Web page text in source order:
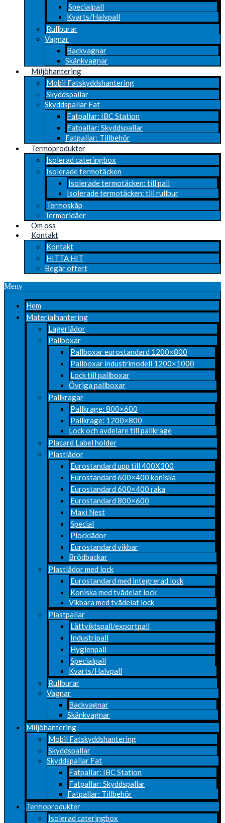
Specialpall
Kvarts/Halvpall
Rullburar
Vagnar
Backvagnar
Skänkvagnar
Miljöhantering
Mobil Fatskyddshantering
Skyddspallar
Skyddspallar Fat
Fatpallar: IBC Station
Fatpallar: Skyddspallar
Fatpallar: Tillbehör
Termoprodukter
Isolerad cateringbox
Isolerade termotäcken
Isolerade termotäcken: till pall
Isolerade termotäcken: till rullbur
Termoskåp
Termoridåer
Om oss
Kontakt
Kontakt
HITTA HIT
Begär offert
Meny
Hem
Materialhantering
Lagerlådor
Pallboxar
Pallboxar eurostandard 1200×800
Pallboxar industrimodell 1200×1000
Lock till pallboxar
Övriga pallboxar
Pallkragar
Pallkrage: 800×600
Pallkrage: 1200×800
Lock och avdelare till pallkrage
Placard Label holder
Plastlådor
Eurostandard upp till 400X300
Eurostandard 600×400 koniska
Eurostandard 600×400 raka
Eurostandard 800×600
Maxi Nest
Special
Plocklådor
Eurostandard vikbar
Brödbackar
Plastlådor med lock
Eurostandard med integrerad lock
Koniska med tvådelat lock
Vikbara med tvådelat lock
Plastpallar
Lättviktspall/exportpall
Industripall
Hygienpall
Specialpall
Kvarts/Halvpall
Rullburar
Vagnar
Backvagnar
Skänkvagnar
Miljöhantering
Mobil Fatskyddshantering
Skyddspallar
Skyddspallar Fat
Fatpallar: IBC Station
Fatpallar: Skyddspallar
Fatpallar: Tillbehör
Termoprodukter
Isolerad cateringbox